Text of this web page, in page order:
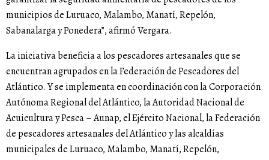
municipios de Luruaco, Malambo, Manatí, Repelón,
Sabanalarga y Ponedera”, afirmó Vergara.
La iniciativa beneficia a los pescadores artesanales que se
encuentran agrupados en la Federación de Pescadores del
Atlántico. Y se implementa en coordinación con la Corporación
Autónoma Regional del Atlántico, la Autoridad Nacional de
Acuicultura y Pesca – Aunap, el Ejército Nacional, la Federación
de pescadores artesanales del Atlántico y las alcaldías
municipales de Luruaco, Malambo, Manatí, Repelón,